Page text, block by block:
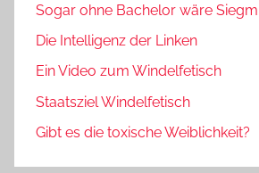
Sogar ohne Bachelor wäre
Die Intelligenz der Linken
Ein Video zum Windelfetisch
Staatsziel Windelfetisch
Gibt es die toxische Weiblichkeit?